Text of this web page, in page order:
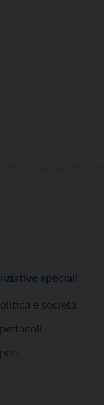
speciali
e società